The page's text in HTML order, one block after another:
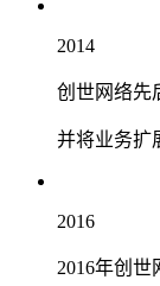
2014
创世网络先
并将业务扩
2016
2016年创